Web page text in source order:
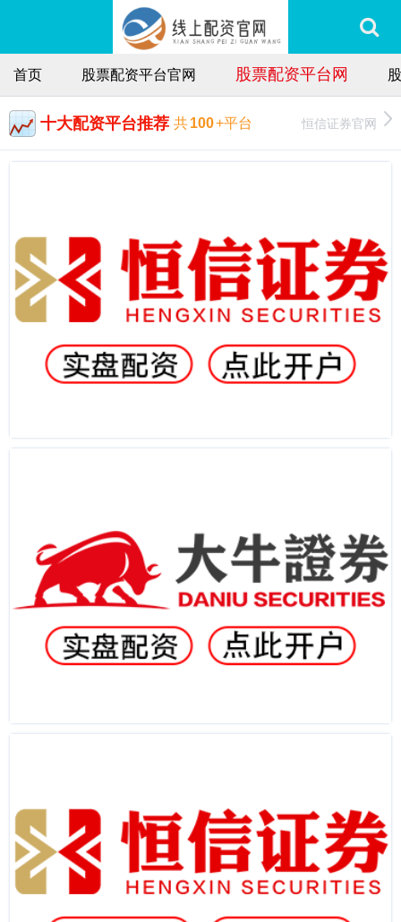
首页 股票配资平台官网 股票配资平台网
十大配资平台推荐 共100+平台 恒信证券官网